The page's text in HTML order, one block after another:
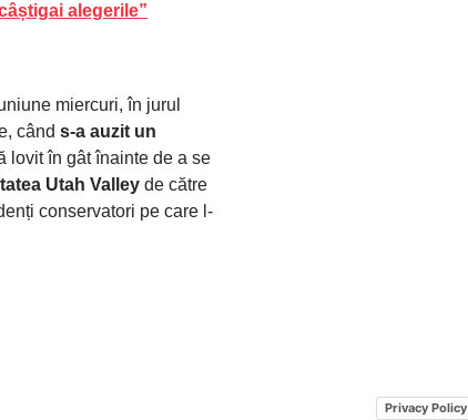
alegerile”
miercuri, în jurul
când s-a auzit un
lovit în gât înainte de a se
Utah Valley de către
conservatori pe care l-
Privacy Policy